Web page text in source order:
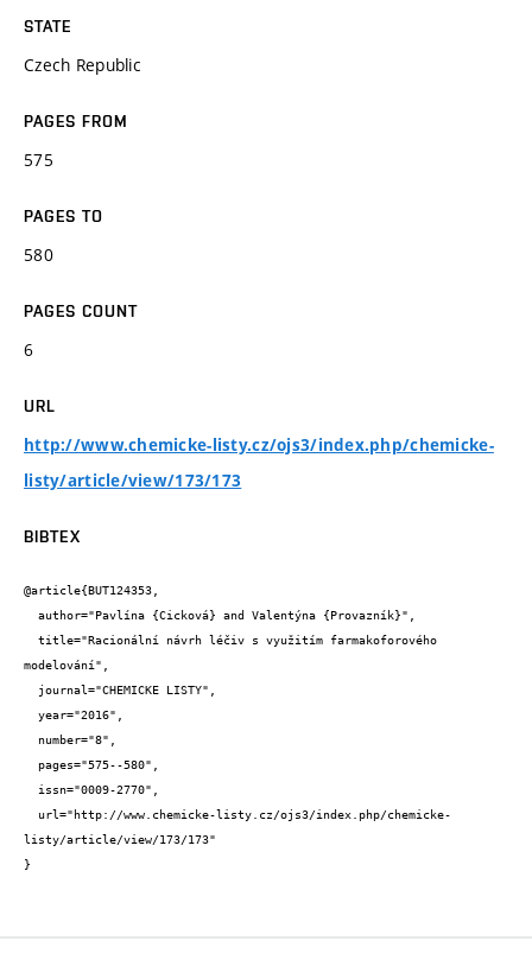
STATE
Czech Republic
PAGES FROM
575
PAGES TO
580
PAGES COUNT
6
URL
http://www.chemicke-listy.cz/ojs3/index.php/chemicke-
listy/article/view/173/173
BIBTEX
@article{BUT124353,
modelování",
listy/article/view/173/173"
}